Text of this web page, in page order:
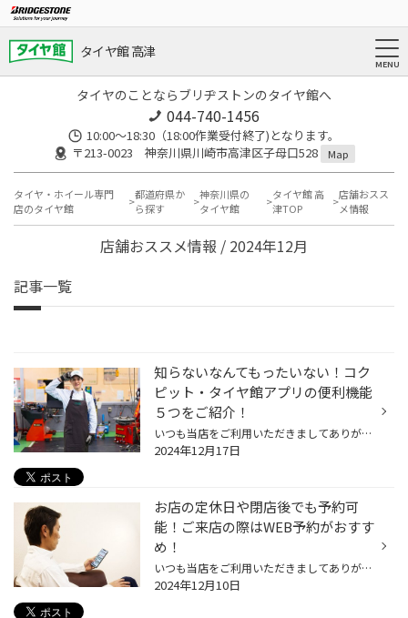
タイヤ館 高津
タイヤのことならブリヂストンのタイヤ館へ
044-740-1456
10:00～18:30（18:00作業受付終了)となります。
〒213-0023 神奈川県川崎市高津区子母口528
Map
タイヤ・ホイール専門
店のタイヤ館
都道府県か
ら探す
神奈川県の
タイヤ館
タイヤ館 高
津TOP
店舗おスス
メ情報
店舗おススメ情報 / 2024年12月
記事一覧
知らないなんてもったいない！コク
ピット・タイヤ館アプリの便利機能
５つをご紹介！
いつも当店をご利用いただきましてありがとうございます。 コクピット・タイヤ館には、 お客様が、これからも便利に利用いただけるように、 便利な機能を搭載しているコクピット・タイヤ館アプリがあるのをご存じでしょうか。 当店をご利用いただいているお客様へは、ご来店いただいた際にご紹介さ...
2024年12月17日
お店の定休日や閉店後でも予約可
能！ご来店の際はWEB予約がおすす
め！
いつも当店をご利用いただきましてありがとうございます。 当店をご利用いただく際、事前に予約をするために店舗へ電話して、 定休日だったり、営業時間外だったり、営業中のはずなのに電話がつながらない という経験をされた方もいらっしゃるのではないでしょうか。 ご不便、ご迷惑をおかけして申...
2024年12月10日